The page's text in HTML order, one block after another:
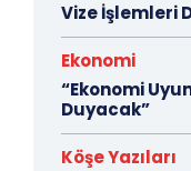
Vize İşlemleri
Ekonomi
“Ekonomi
Duyacak”
Köşe Yazıları